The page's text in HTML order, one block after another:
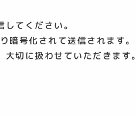
てください。
暗号化されて送信されます。
大切に扱わせていただきます。